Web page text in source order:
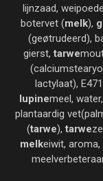
lijnzaad,
botervet (melk),
(geøtrudeerd),
gierst,tarwe
lactylaat),
lupinemeel,
plantaardig
(tarwe),tarwe
melkeiwit,